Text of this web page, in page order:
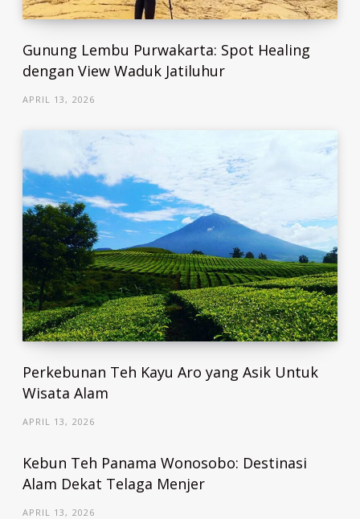
Gunung Lembu Purwakarta: Spot Healing
dengan View Waduk Jatiluhur
APRIL 13, 2026
Perkebunan Teh Kayu Aro yang Asik Untuk
Wisata Alam
APRIL 13, 2026
Kebun Teh Panama Wonosobo: Destinasi
Alam Dekat Telaga Menjer
APRIL 13, 2026